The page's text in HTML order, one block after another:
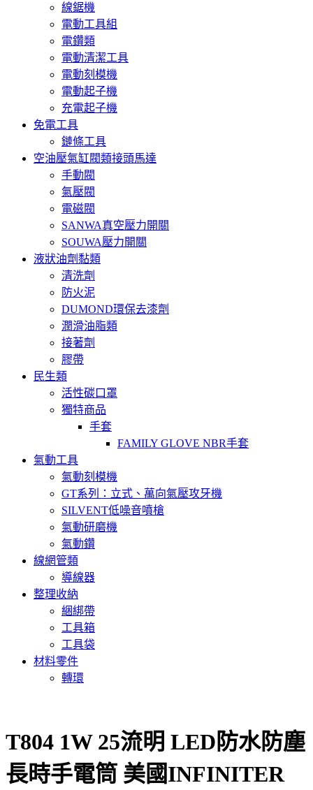
線鋸機
電動工具組
電鑽類
電動清潔工具
電動刻模機
電動起子機
充電起子機
免電工具
鏈條工具
空油壓氣缸閥類接頭馬達
手動閥
氣壓閥
電磁閥
SANWA真空壓力開關
SOUWA壓力開關
液狀油劑黏類
清洗劑
防火泥
DUMOND環保去漆劑
潤滑油脂類
接著劑
膠帶
民生類
活性碳口罩
獨特商品
手套
FAMILY GLOVE NBR手套
氣動工具
氣動刻模機
GT系列：立式、萬向氣壓攻牙機
SILVENT低噪音噴槍
氣動研磨機
氣動鑽
線網管類
導線器
整理收納
綑綁帶
工具箱
工具袋
材料零件
轉環
T804 1W 25流明 LED防水防塵
長時手電筒 美國INFINITER